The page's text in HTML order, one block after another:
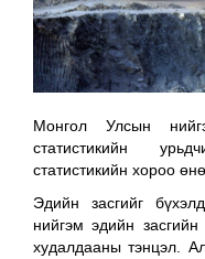
Монгол Улсын
статистикийн
статистикийн хороо
Эдийн засгийг
нийгэм эдийн засгийн
худалдааны тэнцэл.